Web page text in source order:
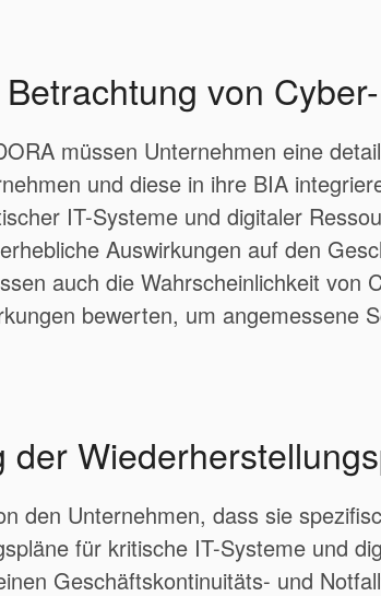
von
müssen Unternehmen eine
und diese in ihre BIA
IT-Systeme und digitaler
Auswirkungen auf den
auch die Wahrscheinlichkeit von
bewerten, um angemessene
der
den Unternehmen, dass sie
für kritische IT-Systeme und
Geschäftskontinuitäts- und